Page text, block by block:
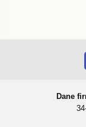
Dane